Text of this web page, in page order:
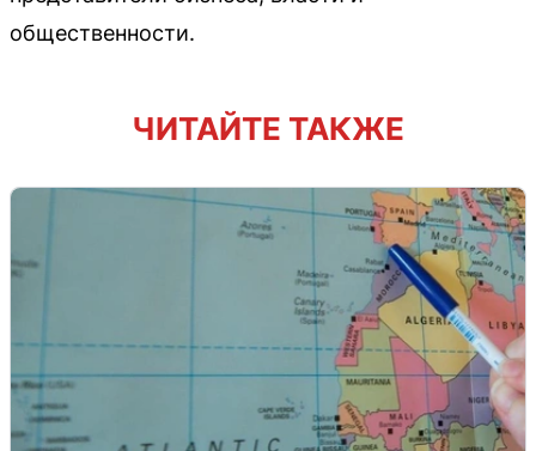
общественности.
ЧИТАЙТЕ ТАКЖЕ